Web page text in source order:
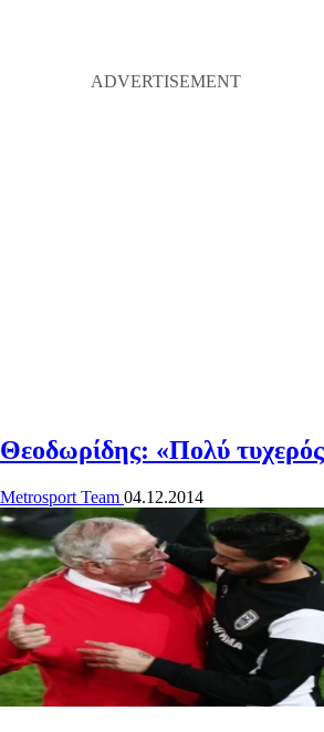
Θεοδωρίδης: «Πολύ
Metrosport Team 04.12.2014